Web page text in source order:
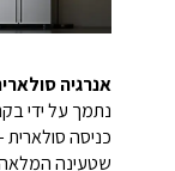
אנרגיה